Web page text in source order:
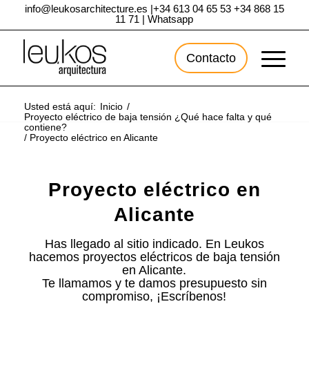
info@leukosarchitecture.es |+34 613 04 65 53 +34 868 15
11 71 |Whatsapp
Contacto
Usted está aquí: Inicio /
Proyecto eléctrico de baja tensión ¿Qué hace falta y qué
contiene?
/ Proyecto eléctrico en Alicante
Proyecto eléctrico en
Alicante
Has llegado al sitio indicado. En Leukos
hacemos proyectos eléctricos de baja tensión
en Alicante.
Te llamamos y te damos presupuesto sin
compromiso, ¡Escríbenos!